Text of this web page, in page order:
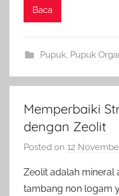
Baca
Pupuk, Pupuk
Memperbaiki
dengan Zeolit
Posted on 12
Zeolit adalah mineral
tambang non logam